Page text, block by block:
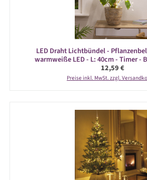
LED Draht Lichtbündel -
warmweiße LED - L: 40cm - Timer -
Regulärer Preis:
12,59 €
Preise inkl. MwSt. zzgl.